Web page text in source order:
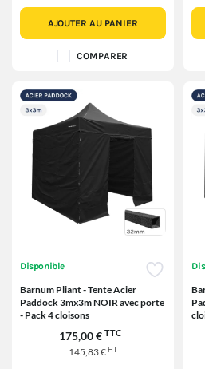
AJOUTER AU PANIER
COMPARER
Disponible
Barnum Pliant - Tente Acier
Paddock 3mx3m NOIR avec porte
- Pack 4 cloisons
175,00 € TTC
145,83 €HT